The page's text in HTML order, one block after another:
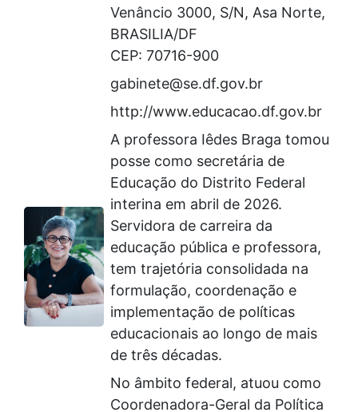
Venâncio 3000, S/N, Asa Norte,
BRASILIA/DF
CEP: 70716-900
gabinete@se.df.gov.br
http://www.educacao.df.gov.br
A professora Iêdes Braga tomou
posse como secretária de
Educação do Distrito Federal
interina em abril de 2026.
Servidora de carreira da
educação pública e professora,
tem trajetória consolidada na
formulação, coordenação e
implementação de políticas
educacionais ao longo de mais
de três décadas.
No âmbito federal, atuou como
Coordenadora-Geral da Política